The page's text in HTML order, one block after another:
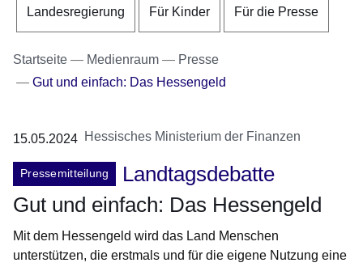
Landesregierung Für Kinder Für die Presse
Startseite Medienraum
Presse
Gut und einfach: Das Hessengeld
15.05.2024 Hessisches Ministerium der Finanzen
Pressemitteilung
Landtagsdebatte
Gut und einfach: Das Hessengeld
Mit dem Hessengeld wird das Land Menschen
unterstützen, die erstmals und für die eigene Nutzung eine